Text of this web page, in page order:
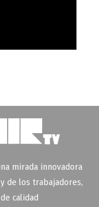
mirada innovadora
de los trabajadores,
calidad